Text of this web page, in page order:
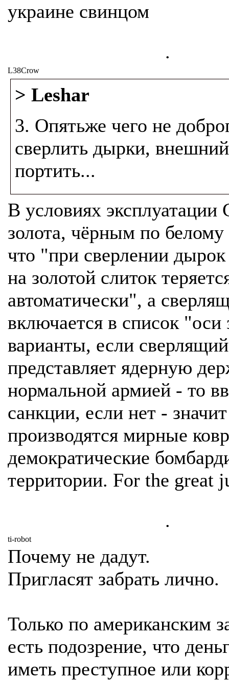
украине свинцом
.
L38Crow
> Leshar
3. Опятьже чего не
сверлить дырки,
портить...
В условиях
золота, чёрным по белому
что "при сверлении дырок
на золотой слиток
автоматически", а
включается в список "оси
варианты, если сверлящий
представляет ядерную
нормальной армией - то
санкции, если нет - значит
производятся мирные
демократические
территории. For the great
.
ti-robot
Почему не дадут.
Пригласят забрать лично.
Только по американским
есть подозрение, что
иметь преступное или